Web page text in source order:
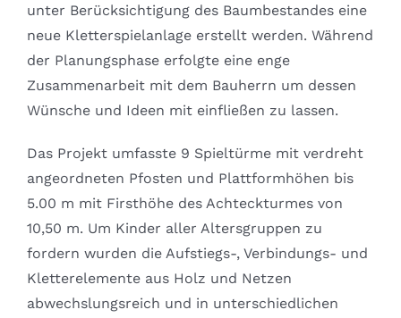
unter Berücksichtigung des Baumbestandes eine
neue Kletterspielanlage erstellt werden. Während
der Planungsphase erfolgte eine enge
Zusammenarbeit mit dem Bauherrn um dessen
Wünsche und Ideen mit einfließen zu lassen.
Das Projekt umfasste 9 Spieltürme mit verdreht
angeordneten Pfosten und Plattformhöhen bis
5.00 m mit Firsthöhe des Achteckturmes von
10,50 m. Um Kinder aller Altersgruppen zu
fordern wurden die Aufstiegs-, Verbindungs- und
Kletterelemente aus Holz und Netzen
abwechslungsreich und in unterschiedlichen